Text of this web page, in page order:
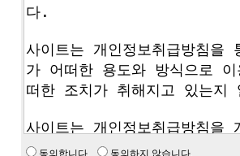
동의합니다. 동의하지 않습니다.